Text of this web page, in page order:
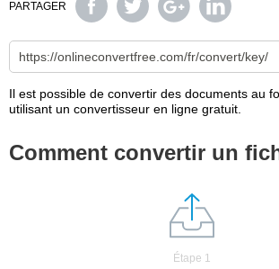
PARTAGER
Il est possible de convertir des documents au
utilisant un convertisseur en ligne gratuit.
Comment convertir un
Étape 1